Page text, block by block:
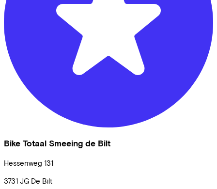
Bike Totaal Smeeing de Bilt
Hessenweg 131
3731 JG De Bilt